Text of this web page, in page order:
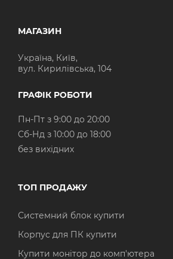
МАГАЗИН
Україна, Київ,
вул. Кирилівська, 104
ГРАФІК РОБОТИ
Пн-Пт з 9:00 до 20:00
Cб-Нд з 10:00 до 18:00
без вихідних
ТОП ПРОДАЖУ
Системний блок купити
Корпус для ПК купити
Купити монітор до комп'ютера